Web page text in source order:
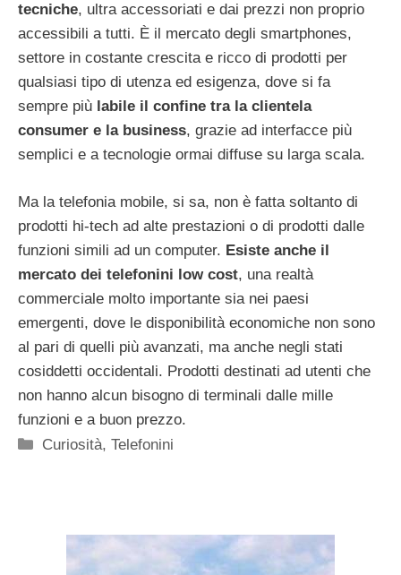
tecniche, ultra accessoriati e dai prezzi non proprio
accessibili a tutti. È il mercato degli smartphones,
settore in costante crescita e ricco di prodotti per
qualsiasi tipo di utenza ed esigenza, dove si fa
sempre più labile il confine tra la clientela
consumer e la business, grazie ad interfacce più
semplici e a tecnologie ormai diffuse su larga scala.
Ma la telefonia mobile, si sa, non è fatta soltanto di
prodotti hi-tech ad alte prestazioni o di prodotti dalle
funzioni simili ad un computer. Esiste anche il
mercato dei telefonini low cost, una realtà
commerciale molto importante sia nei paesi
emergenti, dove le disponibilità economiche non sono
al pari di quelli più avanzati, ma anche negli stati
cosiddetti occidentali. Prodotti destinati ad utenti che
non hanno alcun bisogno di terminali dalle mille
funzioni e a buon prezzo.
Categorie
Curiosità,Telefonini